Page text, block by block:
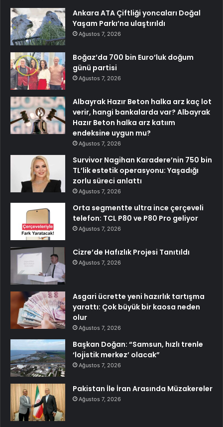
Ankara ATA Çiftliği yoncaları Doğal
Yaşam Parkı’na ulaştırıldı
Ağustos 7, 2026
Boğaz’da 700 bin Euro’luk doğum
günü partisi
Ağustos 7, 2026
Albayrak Hazır Beton halka arz kaç lot
verir, hangi bankalarda var? Albayrak
Hazır Beton halka arz katıım
endeksine uygun mu?
Ağustos 7, 2026
Survivor Nagihan Karadere’nin 750 bin
TL’lik estetik operasyonu: Yaşadığı
zorlu süreci anlattı
Ağustos 7, 2026
Orta segmentte ultra ince çerçeveli
telefon: TCL P80 ve P80 Pro geliyor
Ağustos 7, 2026
Cizre’de Hafızlık Projesi Tanıtıldı
Ağustos 7, 2026
Asgari ücrette yeni hazırlık tartışma
yarattı: Çok büyük bir kaosa neden
olur
Ağustos 7, 2026
Başkan Doğan: “Samsun, hızlı trenle
‘lojistik merkez’ olacak”
Ağustos 7, 2026
Pakistan İle İran Arasında Müzakereler
Ağustos 7, 2026